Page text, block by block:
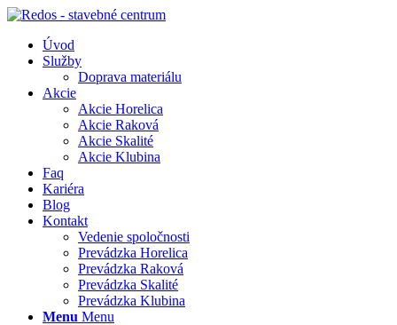
Úvod
Služby
Doprava materiálu
Akcie
Akcie Horelica
Akcie Raková
Akcie Skalité
Akcie Klubina
Faq
Kariéra
Blog
Kontakt
Vedenie spoločnosti
Prevádzka Horelica
Prevádzka Raková
Prevádzka Skalité
Prevádzka Klubina
Menu Menu